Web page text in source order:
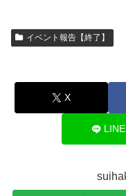
イベント報告【終了】
X
LINE